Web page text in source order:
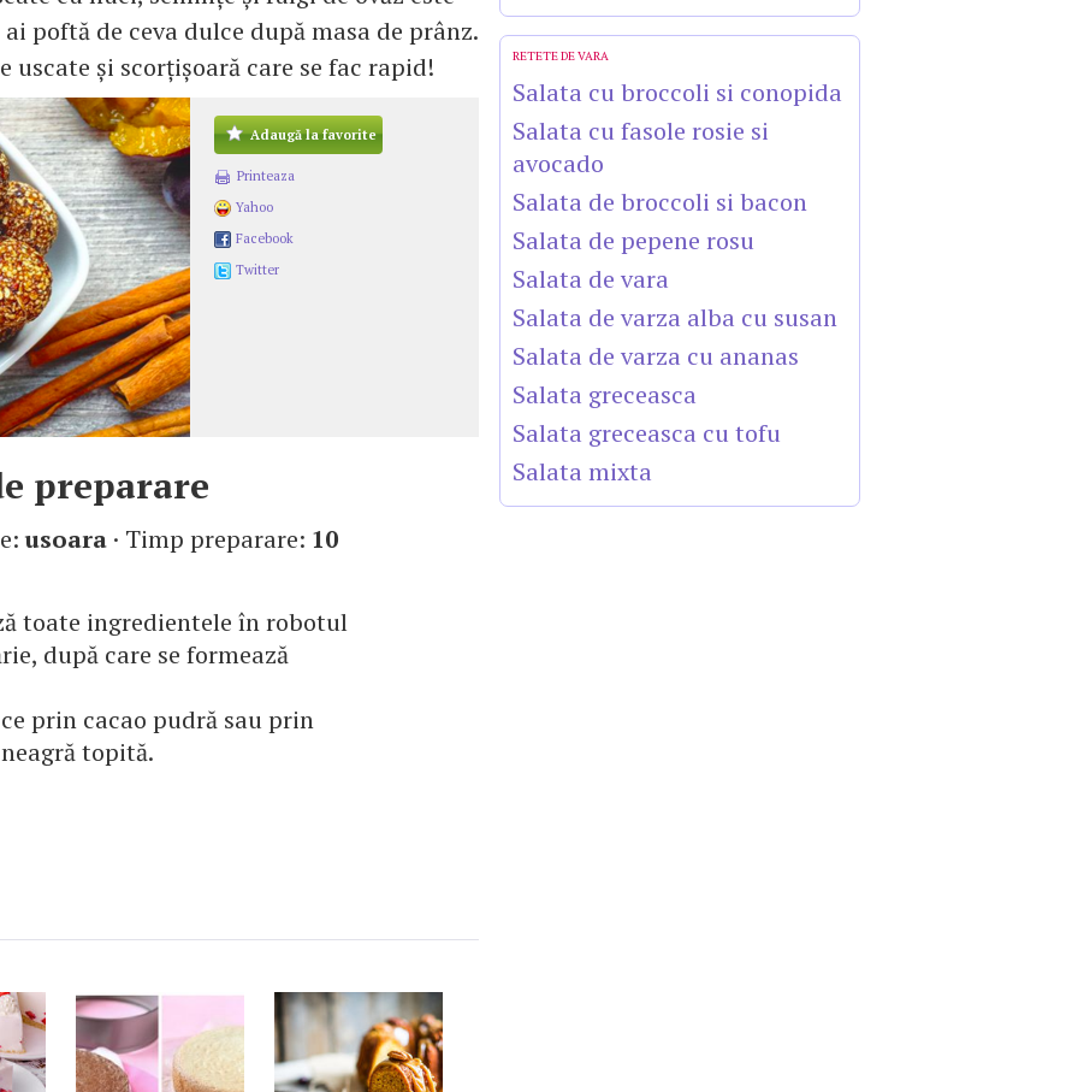
poftă de ceva dulce după masa de prânz.
uscate și scorțișoară care se fac rapid!
Adaugă la favorite
Printeaza
Yahoo
Facebook
Twitter
preparare
usoara · Timp preparare: 10
toate ingredientele în robotul
după care se formează
prin cacao pudră sau prin
topită.
RETETE DE VARA
Salata cu broccoli si conopida
Salata cu fasole rosie si
avocado
Salata de broccoli si bacon
Salata de pepene rosu
Salata de vara
Salata de varza alba cu susan
Salata de varza cu ananas
Salata greceasca
Salata greceasca cu tofu
Salata mixta